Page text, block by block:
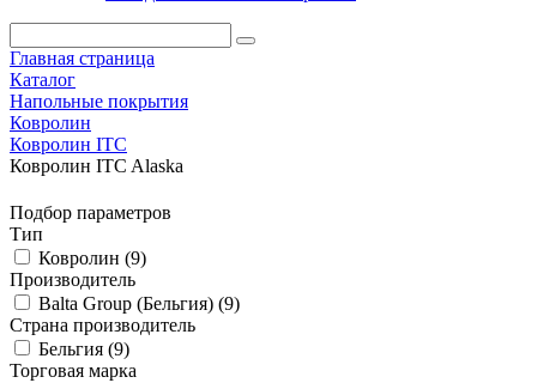
Главная страница
Каталог
Напольные покрытия
Ковролин
Ковролин ITC
Ковролин ITC Alaska
Подбор параметров
Тип
Ковролин (9)
Производитель
Balta Group (Бельгия) (9)
Страна производитель
Бельгия (9)
Торговая марка